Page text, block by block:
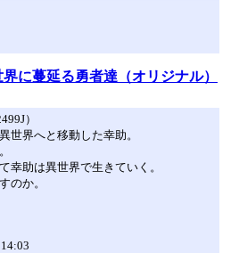
界に蔓延る勇者達（オリジナル）
）
世界へと移動した幸助。
幸助は異世界で生きていく。
のか。